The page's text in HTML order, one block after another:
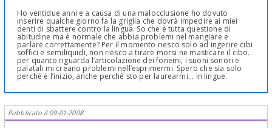
Ho ventidue anni e a causa di una malocclusione ho dovuto
inserire qualche giorno fa la griglia che dovrà impedire ai miei
denti di sbattere contro la lingua. So che è tutta questione di
abitudine ma è normale che abbia problemi nel mangiare e
parlare correttamente? Per il momento riesco solo ad ingerire cibi
soffici e semiliquidi, non riesco a tirare morsi ne masticare il cibo.
per quanto riguarda l’articolazione dei fonemi, i suoni sonori e
palatali mi creano problemi nell’esprimermi. Spero che sia solo
perché è l’inizio, anche perché sto per laurearmi... in lingue.
Pubblicato il 09-01-2008